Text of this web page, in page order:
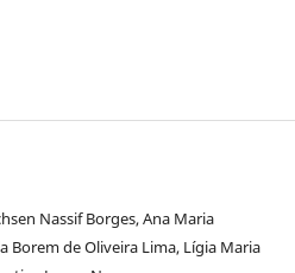
Nassif Borges, Ana Maria
Borem de Oliveira Lima, Lígia Maria